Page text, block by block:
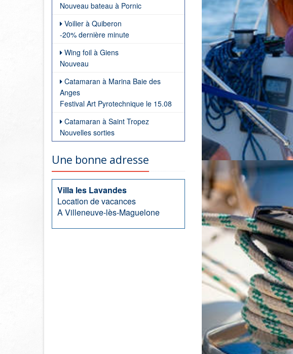
Nouveau bateau à Pornic
Voilier à Quiberon
-20% dernière minute
Wing foil à Giens
Nouveau
Catamaran à Marina Baie des
Anges
Festival Art Pyrotechnique le 15.08
Catamaran à Saint Tropez
Nouvelles sorties
Une bonne adresse
Villa les Lavandes
Location de vacances
A Villeneuve-lès-Maguelone